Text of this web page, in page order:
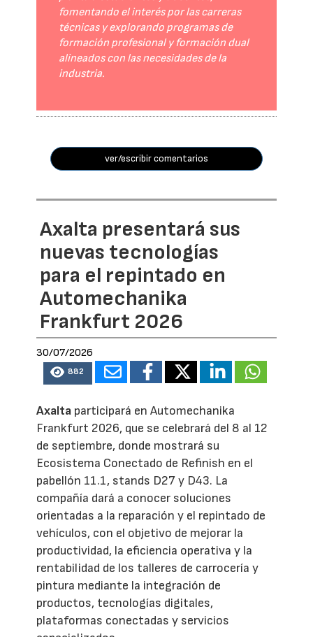
fomentando el interés por las carreras
técnicas y explorando programas de
formación profesional y formación dual
alineados con las necesidades de la
industria.
ver/escribir comentarios
Axalta presentará sus
nuevas tecnologías
para el repintado en
Automechanika
Frankfurt 2026
30/07/2026
882
Axalta participará en Automechanika
Frankfurt 2026, que se celebrará del 8 al 12
de septiembre, donde mostrará su
Ecosistema Conectado de Refinish en el
pabellón 11.1, stands D27 y D43. La
compañía dará a conocer soluciones
orientadas a la reparación y el repintado de
vehículos, con el objetivo de mejorar la
productividad, la eficiencia operativa y la
rentabilidad de los talleres de carrocería y
pintura mediante la integración de
productos, tecnologías digitales,
plataformas conectadas y servicios